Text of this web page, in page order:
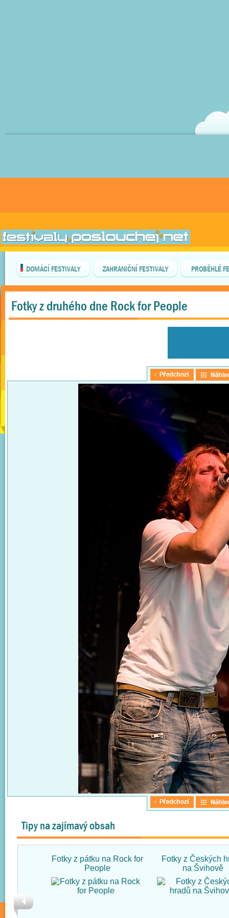
DOMÁCÍ FESTIVALY ZAHRANIČNÍ FESTIVALY PROBĚHLÉ
Fotky z druhého dne Rock for People
Tipy na zajímavý obsah
Fotky z pátku na Rock for
People
Fotky z Českých
na Švihově